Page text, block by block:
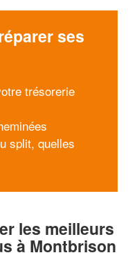
ses
trésorerie
split, quelles
les meilleurs
à Montbrison